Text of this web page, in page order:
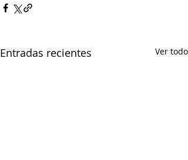
Entradas recientes Ver todo